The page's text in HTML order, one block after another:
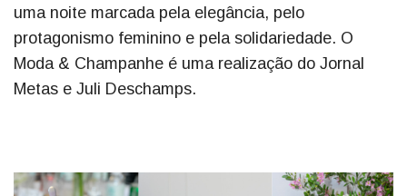
uma noite marcada pela elegância, pelo
protagonismo feminino e pela solidariedade. O
Moda & Champanhe é uma realização do Jornal
Metas e Juli Deschamps.